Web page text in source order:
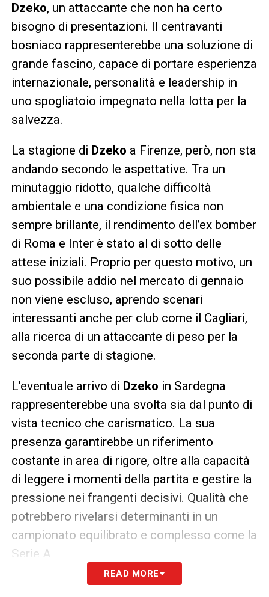
Dzeko, un attaccante che non ha certo
bisogno di presentazioni. Il centravanti
bosniaco rappresenterebbe una soluzione di
grande fascino, capace di portare esperienza
internazionale, personalità e leadership in
uno spogliatoio impegnato nella lotta per la
salvezza.
La stagione di Dzeko a Firenze, però, non sta
andando secondo le aspettative. Tra un
minutaggio ridotto, qualche difficoltà
ambientale e una condizione fisica non
sempre brillante, il rendimento dell’ex bomber
di Roma e Inter è stato al di sotto delle
attese iniziali. Proprio per questo motivo, un
suo possibile addio nel mercato di gennaio
non viene escluso, aprendo scenari
interessanti anche per club come il Cagliari,
alla ricerca di un attaccante di peso per la
seconda parte di stagione.
L’eventuale arrivo di Dzeko in Sardegna
rappresenterebbe una svolta sia dal punto di
vista tecnico che carismatico. La sua
presenza garantirebbe un riferimento
costante in area di rigore, oltre alla capacità
di leggere i momenti della partita e gestire la
pressione nei frangenti decisivi. Qualità che
potrebbero rivelarsi determinanti in un
campionato equilibrato e complesso come la
Serie A.
LEGGI ANCHE >>> Ultime notizie
READ MORE